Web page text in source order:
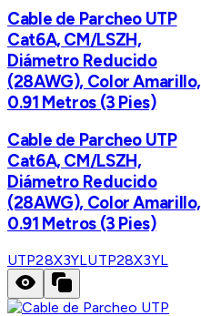
Cable de Parcheo UTP
Cat6A, CM/LSZH,
Diámetro Reducido
(28AWG), Color Amarillo,
0.91 Metros (3 Pies)
Cable de Parcheo UTP
Cat6A, CM/LSZH,
Diámetro Reducido
(28AWG), Color Amarillo,
0.91 Metros (3 Pies)
UTP28X3YLUTP28X3YL